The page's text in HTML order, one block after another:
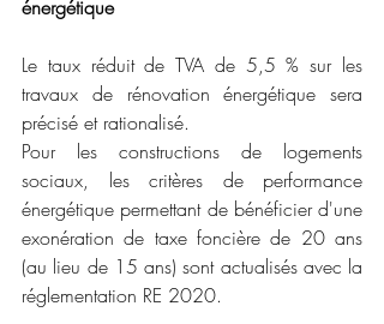
énergétique
Le taux réduit de TVA de 5,5 % sur les
travaux de rénovation énergétique sera
précisé et rationalisé.
Pour les constructions de logements
sociaux, les critères de performance
énergétique permettant de bénéficier d'une
exonération de taxe foncière de 20 ans
(au lieu de 15 ans) sont actualisés avec la
réglementation RE 2020.